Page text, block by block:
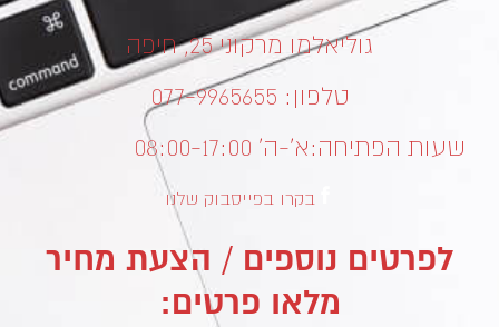
גוליאלמו מרקוני 25, חיפה
טלפון: 077-9965655
שעות הפתיחה:א’-ה’ 08:00-17:00
בקרו בפייסבוק שלנו
לפרטים נוספים / הצעת מחיר
מלאו פרטים: